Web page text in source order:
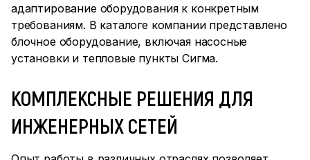
адаптирование оборудования к конкретным
требованиям. В каталоге компании представлено
блочное оборудование, включая насосные
установки и тепловые пункты Сигма.
КОМПЛЕКСНЫЕ РЕШЕНИЯ ДЛЯ
ИНЖЕНЕРНЫХ СЕТЕЙ